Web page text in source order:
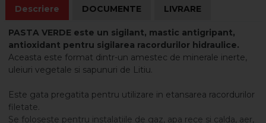
Descriere DOCUMENTE LIVRARE
PASTA VERDE este un sigilant, mastic antigripant,
antioxidant pentru sigilarea racordurilor hidraulice.
Aceasta este format dintr-un amestec de minerale inerte,
uleiuri vegetale si sapunuri de Litiu.
Este gata pregatita pentru utilizare in etansarea racordurilor
filetate.
Se foloseste pentru instalatiile de gaz, apa rece si calda, aer,